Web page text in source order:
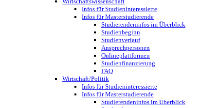
Infos für Studieninteressierte
Infos für Masterstudierende
Studierendeninfos im Überblick
Studienbeginn
Studienverlauf
Ansprechpersonen
Onlineplattformen
Studienfinanzierung
FAQ
Wirtschaft/Politik
Infos für Studieninteressierte
Infos für Masterstudierende
Studierendeninfos im Überblick